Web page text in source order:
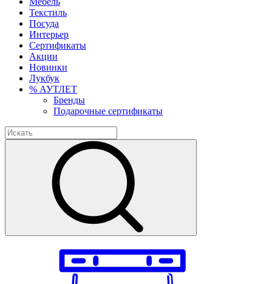
Текстиль
Посуда
Интерьер
Сертификаты
Акции
Новинки
Лукбук
% АУТЛЕТ
Бренды
Подарочные сертификаты